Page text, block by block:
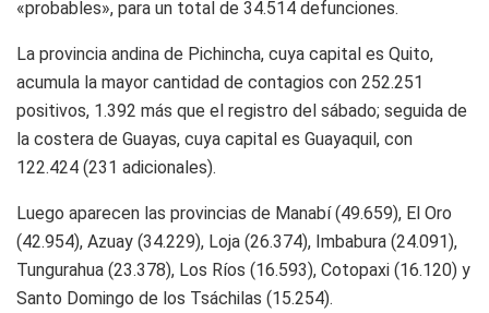
«probables», para un total de 34.514 defunciones.
La provincia andina de Pichincha, cuya capital es Quito,
acumula la mayor cantidad de contagios con 252.251
positivos, 1.392 más que el registro del sábado; seguida de
la costera de Guayas, cuya capital es Guayaquil, con
122.424 (231 adicionales).
Luego aparecen las provincias de Manabí (49.659), El Oro
(42.954), Azuay (34.229), Loja (26.374), Imbabura (24.091),
Tungurahua (23.378), Los Ríos (16.593), Cotopaxi (16.120) y
Santo Domingo de los Tsáchilas (15.254).